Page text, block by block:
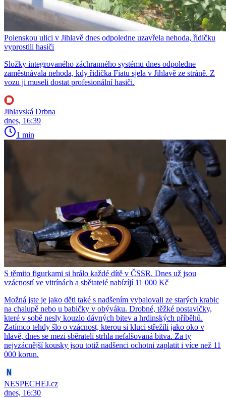
Polenskou ulici v Jihlavě dnes odpoledne uzavřela nehoda, řidičku
vyprostili hasiči
Složky integrovaného záchranného systému dnes odpoledne
zaměstnávala nehoda, kdy řidička Fiatu sjela v Jihlavě ze stráně. Z
vozu ji museli dostat profesionální hasiči.
Jihlavská Drbna
dnes, 16:39
1 min
S těmito figurkami si hrálo každé dítě v ČSSR. Dnes už jsou
vzácností ve vitrínách a sbětatelé nabízíjí 11 000 Kč
Možná jste je jako děti také s nadšením vybalovali ze starých krabic
na chalupě nebo u babičky v obýváku. Drobné, těžké postavičky,
které v sobě nesly kouzlo dávných bitev a hrdinských příběhů.
Zatímco tehdy šlo o vzácnost, kterou si kluci střežili jako oko v
hlavě, dnes se mezi sběrateli strhla nefalšovaná bitva. Za ty
nejvzácnější kousky jsou totiž nadšenci ochotni zaplatit i více než 11
000 korun.
NESPECHEJ.cz
dnes, 16:30